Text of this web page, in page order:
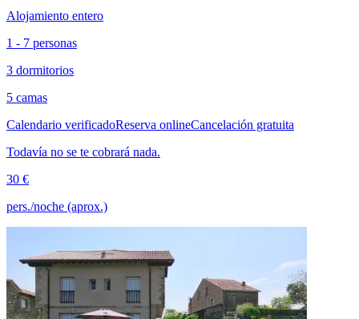
Alojamiento entero
1 - 7 personas
3 dormitorios
5 camas
Calendario verificadoReserva onlineCancelación gratuita
Todavía no se te cobrará nada.
30 €
pers./noche (aprox.)